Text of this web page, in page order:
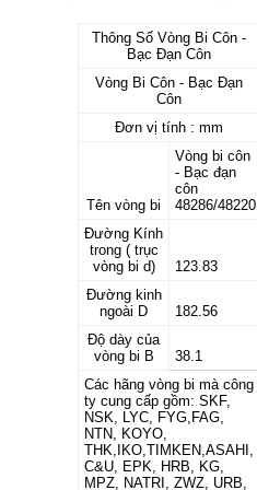
Thông Số Vòng Bi Côn -
Bạc Đạn Côn
Vòng Bi Côn - Bạc Đạn
Côn
Đơn vị tính : mm
Tên vòng bi
Vòng bi côn
- Bạc đạn
côn
48286/48220
Đường Kính
trong ( trục
vòng bi d)
123.83
Đường kinh
ngoài D
182.56
Độ dày của
vòng bi B
38.1
Các hãng vòng bi mà công
ty cung cấp gồm: SKF,
NSK, LYC, FYG,FAG,
NTN, KOYO,
THK,IKO,TIMKEN,ASAHI,
C&U, EPK, HRB, KG,
MPZ, NATRI, ZWZ, URB,